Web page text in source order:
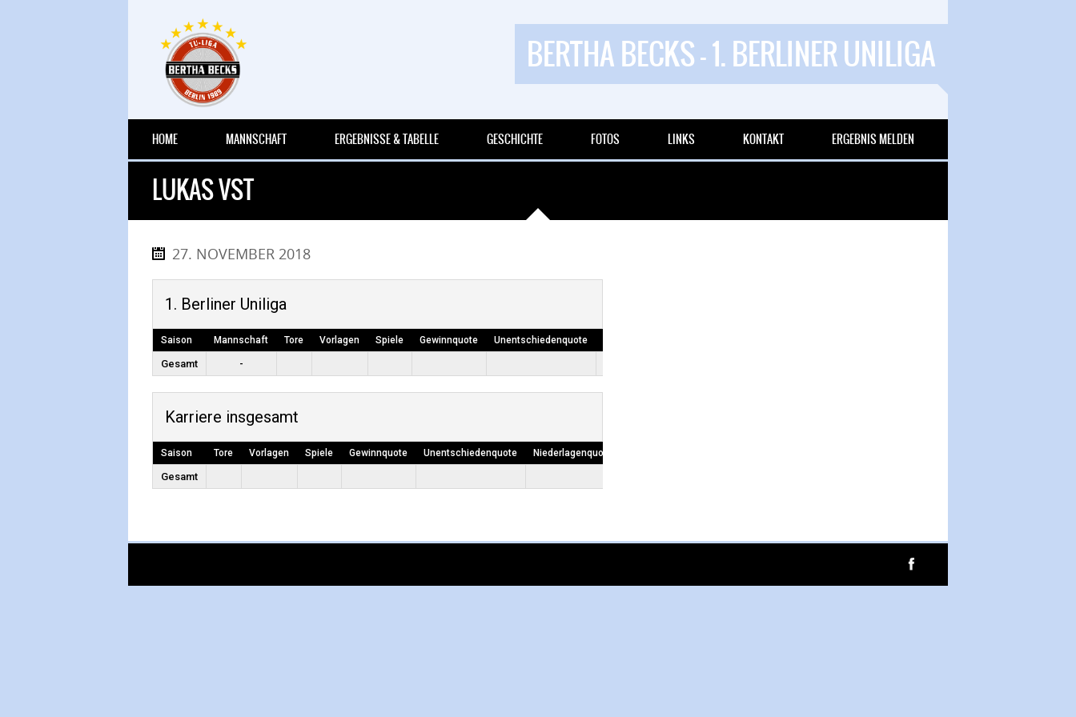
BERTHA BECKS - 1. BERLINER UNILIGA
HOME MANNSCHAFT ERGEBNISSE & TABELLE GESCHICHTE FOTOS LINKS KONTAKT ERGEBNIS MELDEN
LUKAS VST
27. NOVEMBER 2018
1. Berliner Uniliga
Saison Mannschaft Tore Vorlagen Spiele Gewinnquote Unentschiedenquote
Gesamt -
Karriere insgesamt
Saison Tore Vorlagen Spiele Gewinnquote Unentschiedenquote Niederlagenquote
Gesamt